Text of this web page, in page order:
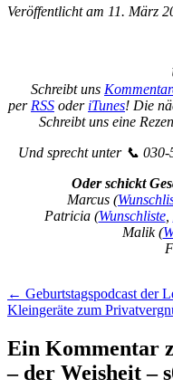
Veröffentlicht am 11. März
Schreibt uns
per RSS oder iTunes! Die
Schreibt uns eine
Und sprecht unter 📞
Oder schickt
Marcus (
Patricia (Wunschliste,
Malik (
← Geburtstagspodcast der
Kleingeräte zum
Ein Kommentar
– der Weisheit –